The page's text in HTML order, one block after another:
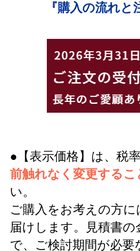
『購入の流れと
●【表示価格】は、税
前触れなく変更する
い。
ご購入をお考えの方
届けします。見積書
で、ご検討期間が必